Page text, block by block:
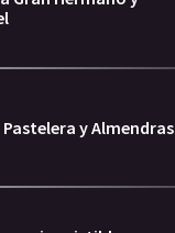
y Almendras